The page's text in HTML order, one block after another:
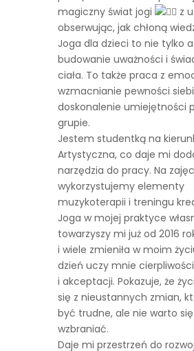
magiczny świat jogi
z
obserwując, jak chłoną
Joga dla dzieci to nie tylko
budowanie uważności i
ciała. To także praca z
wzmacnianie pewności
doskonalenie umiejętności
grupie.
Jestem studentką na
Artystyczna, co daje mi
narzędzia do pracy. Na
wykorzystujemy elementy
muzykoterapii i treningu
Joga w mojej praktyce
towarzyszy mi już od 2016
i wiele zmieniła w moim
dzień uczy mnie cierpliwości
i akceptacji. Pokazuje, że
się z nieustannych zmian,
być trudne, ale nie warto
wzbraniać.
Daje mi przestrzeń do